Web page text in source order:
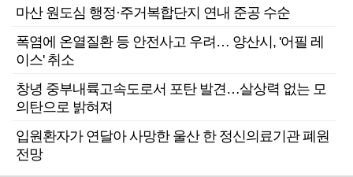
마산 원도심 행정·주거복합단지 연내 준공 수순
폭염에 온열질환 등 안전사고 우려… 양산시, '어필 레
이스' 취소
창녕 중부내륙고속도로서 포탄 발견…살상력 없는 모
의탄으로 밝혀져
입원환자가 연달아 사망한 울산 한 정신의료기관 폐원
전망